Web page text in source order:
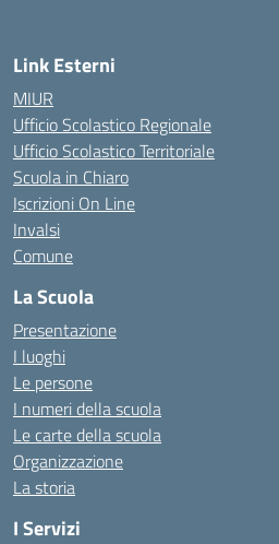
Link Esterni
MIUR
Ufficio Scolastico Regionale
Ufficio Scolastico Territoriale
Scuola in Chiaro
Iscrizioni On Line
Invalsi
Comune
La Scuola
Presentazione
I luoghi
Le persone
I numeri della scuola
Le carte della scuola
Organizzazione
La storia
I Servizi